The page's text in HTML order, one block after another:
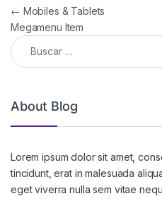
Navegación de
← Mobiles & Tablets
Megamenu Item
Buscar:
About Blog
Lorem ipsum dolor sit amet,
tincidunt, erat in malesuada
eget viverra nulla sem vitae